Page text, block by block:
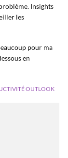
Insights
les
pour ma
en
OUTLOOK